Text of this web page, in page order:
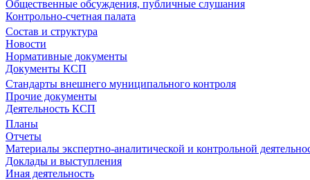
Общественные обсуждения, публичные слушания
Контрольно-счетная палата
Состав и структура
Новости
Нормативные документы
Документы КСП
Стандарты внешнего муниципального контроля
Прочие документы
Деятельность КСП
Планы
Отчеты
Материалы экспертно-аналитической и контрольной
Доклады и выступления
Иная деятельность